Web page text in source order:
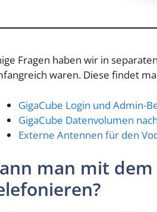
Fragen haben wir in
waren. Diese findet
GigaCube Login und Admin-
GigaCube Datenvolumen
Externe Antennen für den
man mit dem